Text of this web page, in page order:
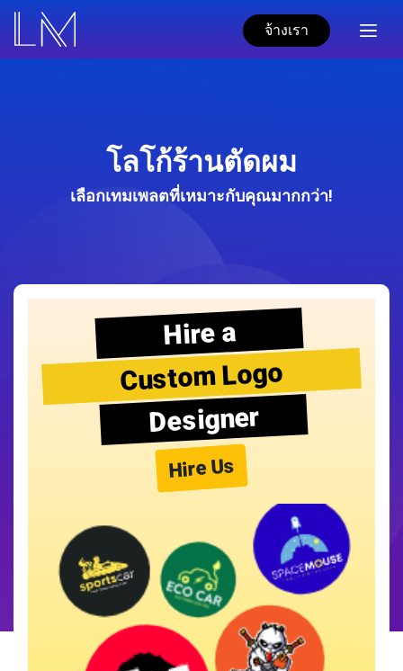
จ้างเรา
โลโก้ร้านตัดผม
เลือกเทมเพลตที่เหมาะกับคุณมากกว่า!
Hire a
Custom Logo
Designer
Hire Us